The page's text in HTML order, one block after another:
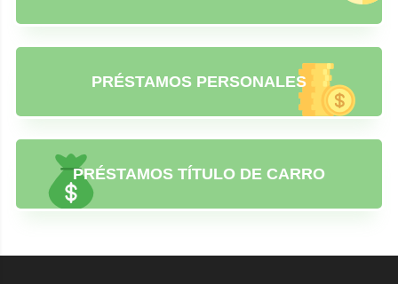
PRÉSTAMOS PERSONALES
PRÉSTAMOS TÍTULO DE CARRO